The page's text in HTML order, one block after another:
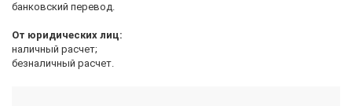
банковский перевод.
От юридических лиц:
наличный расчет;
безналичный расчет.